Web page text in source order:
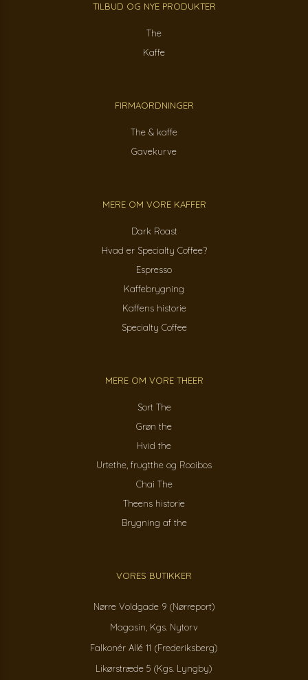
TILBUD OG NYE PRODUKTER
The
Kaffe
FIRMAORDNINGER
The & kaffe
Gavekurve
MERE OM VORE KAFFER
Dark Roast
Hvad er Specialty Coffee?
Espresso
Kaffebrygning
Kaffens historie
Specialty Coffee
MERE OM VORE THEER
Sort The
Grøn the
Hvid the
Urtethe, frugtthe og Rooibos
Chai The
Theens historie
Brygning af the
VORES BUTIKKER
Nørre Voldgade 9 (Nørreport)
Magasin, Kgs. Nytorv
Falkonér Allé 11 (Frederiksberg)
Likørstræde 5 (Kgs. Lyngby)